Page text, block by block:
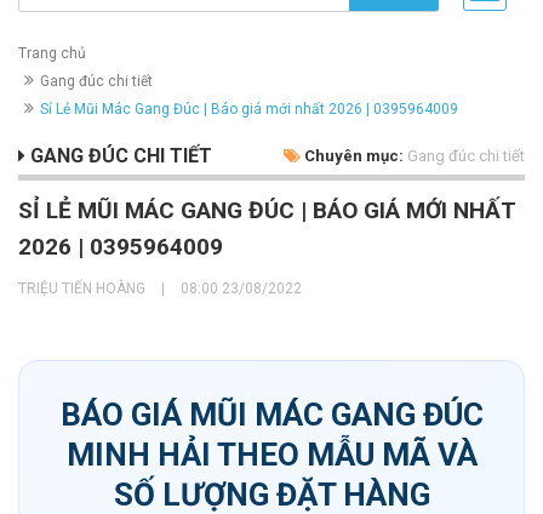
Trang chủ
Gang đúc chi tiết
Sỉ Lẻ Mũi Mác Gang Đúc | Báo giá mới nhất 2026 | 0395964009
GANG ĐÚC CHI TIẾT Chuyên mục: Gang đúc chi tiết
SỈ LẺ MŨI MÁC GANG ĐÚC | BÁO GIÁ MỚI NHẤT
2026 | 0395964009
TRIỆU TIẾN HOÀNG 08:00 23/08/2022
BÁO GIÁ MŨI MÁC GANG ĐÚC
MINH HẢI THEO MẪU MÃ VÀ
SỐ LƯỢNG ĐẶT HÀNG